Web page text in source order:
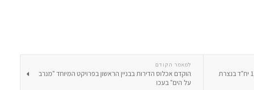
למאמר הקודם
הוקדם אכלוס הדירות בבניין הראשון בפרויקט המיוחד "מנרב
על הים" בעכו
הופקדה תכנית רשות מקרקעי ישראל לכ- 1,500 יח"ד בנצרת